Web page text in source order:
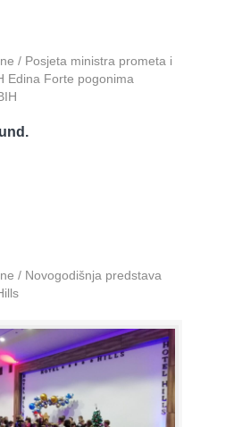
/ Posjeta ministra prometa i
Edina Forte pogonima
/ Novogodišnja predstava